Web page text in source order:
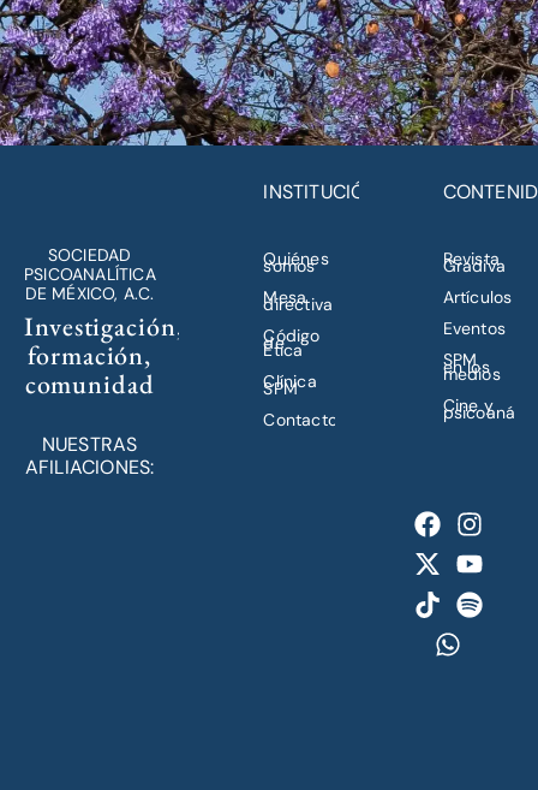
SOCIEDAD
PSICOANALÍTICA
DE MÉXICO, A.C.
Investigación,
formación,
comunidad
NUESTRAS
AFILIACIONES:
INSTITUCIÓN
Quiénes
somos
Mesa
directiva
Código
de
Ética
Clínica
SPM
Contacto
Revista
Gradiva
Artículos
Eventos
SPM
en los
medios
Cine y